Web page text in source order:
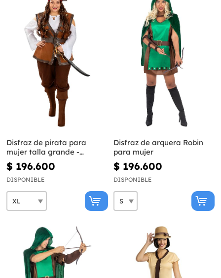
Disfraz de pirata para
mujer talla grande -
Colección Caribe
$ 196.600
DISPONIBLE
Disfraz de arquera Robin
para mujer
$ 196.600
DISPONIBLE